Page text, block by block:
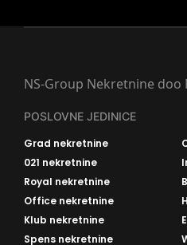
NS-Group Nekretnine doo
POSLOVNE JEDINICE
Grad nekretnine
021 nekretnine
Royal nekretnine
Office nekretnine
Klub nekretnine
Spens nekretnine